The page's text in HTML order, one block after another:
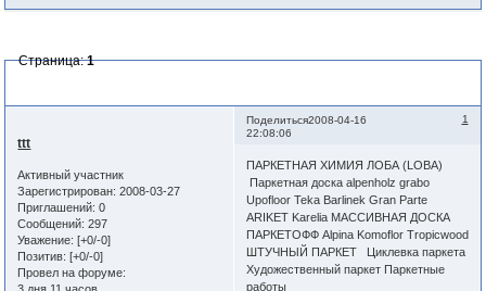
Страница:1
Поделиться 1
2008-04-16
22:08:06
ttt
Активный участник
Зарегистрирован: 2008-03-27
Приглашений: 0
Сообщений: 297
Уважение: [+0/-0]
Позитив: [+0/-0]
Провел на форуме:
ПАРКЕТНАЯ ХИМИЯ ЛОБА (LOBA)
Паркетная доска alpenholz grabo
Upofloor Teka Barlinek Gran Parte
ARIKET Karelia МАССИВНАЯ ДОСКА
ПАРКЕТОФФ Alpina Komoflor Tropicwood
ШТУЧНЫЙ ПАРКЕТ Циклевка паркета
Художественный паркет Паркетные
работы